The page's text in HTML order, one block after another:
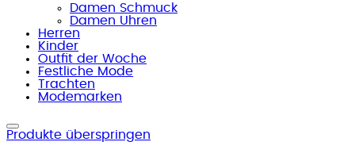
Damen Schmuck
Damen Uhren
Herren
Kinder
Outfit der Woche
Festliche Mode
Trachten
Modemarken
Produkte überspringen